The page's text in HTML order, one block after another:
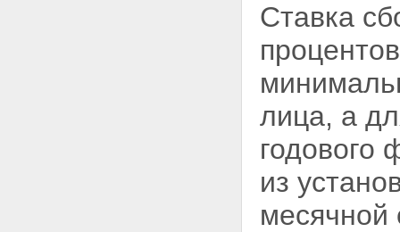
Ставка
лица, а
годового
из
месячной